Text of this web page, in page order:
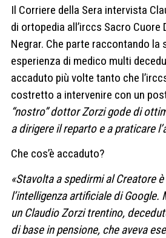
Il Corriere della Sera intervista
di ortopedia all’irccs Sacro Cuore
Negrar. Che parte raccontando la
esperienza di medico multi
accaduto più volte tanto che
costretto a intervenire con un
“nostro” dottor Zorzi gode di
a dirigere il reparto e a praticare
Che cos’è accaduto?
«Stavolta a spedirmi al Creatore
l’intelligenza artificiale di Google.
un Claudio Zorzi trentino,
di base in pensione, che aveva